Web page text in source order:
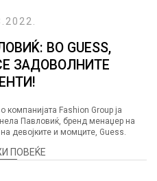
ВО GUESS,
ЗАДОВОЛНИТЕ
компанијата Fashion Group ја
Павловиќ, бренд менаџер на
девојките и момците, Guess.
ПОВЕЌЕ